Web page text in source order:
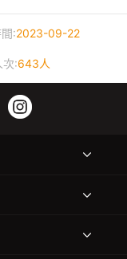
:2023-09-22
次:643人